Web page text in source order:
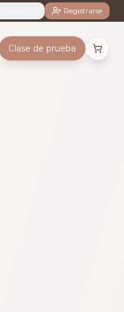
Registrarse
Clase de prueba